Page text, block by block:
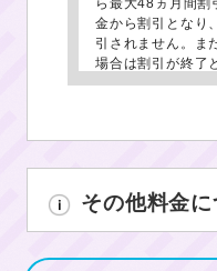
金から割引となり
引されません。ま
場合は割引が終了
※1Airターミナル
分割回数48回選択
間50ヵ月から53
賦払金7,920円、
分割回数24回選択
その他料金に